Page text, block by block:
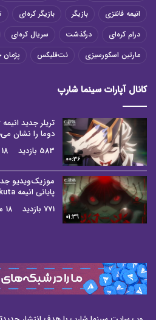
انیمه فانتزی
بازیگر بازیگر کره‌ای
درام کره‌ای
درگذشت سریال کره‌ای
مارتین اسکورسیزی
نت‌فلیکس
کانال آپارات سینما شارپ
00:36
دوما را نشان
583 بازدید
18 مهر 1404
01:39
پایانی انیمه Gachiakuta
771 بازدید
18 مهر 1404